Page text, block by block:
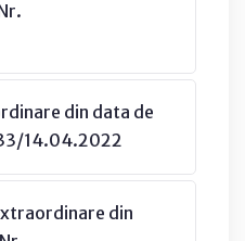
din data de
14.04.2022
din